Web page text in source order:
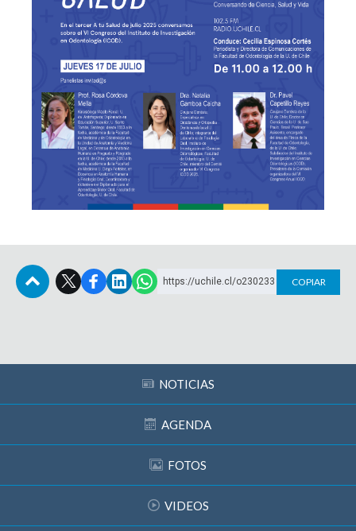
https://uchile.cl/o230233 COPIAR
NOTICIAS
AGENDA
FOTOS
VIDEOS